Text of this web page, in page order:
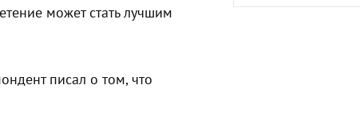
может стать лучшим
писал о том, что